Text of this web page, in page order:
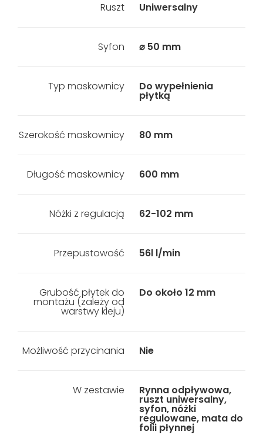
Ruszt Uniwersalny
Syfon ⌀ 50 mm
Typ maskownicy Do wypełnienia
płytką
Szerokość maskownicy 80 mm
Długość maskownicy 600 mm
Nóżki z regulacją 62-102 mm
Przepustowość 56l l/min
Grubość płytek do
montażu (zależy od
warstwy kleju)
Do około 12 mm
Możliwość przycinania Nie
W zestawie Rynna odpływowa,
ruszt uniwersalny,
syfon, nóżki
regulowane, mata do
folii płynnej